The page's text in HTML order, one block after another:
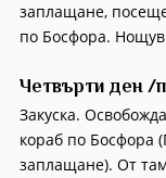
заплащане,
по Босфора.
Четвърти ден /
Закуска.
кораб по Босфора
заплащане). От